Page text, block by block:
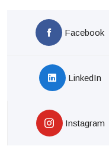
Facebook
LinkedIn
Instagram